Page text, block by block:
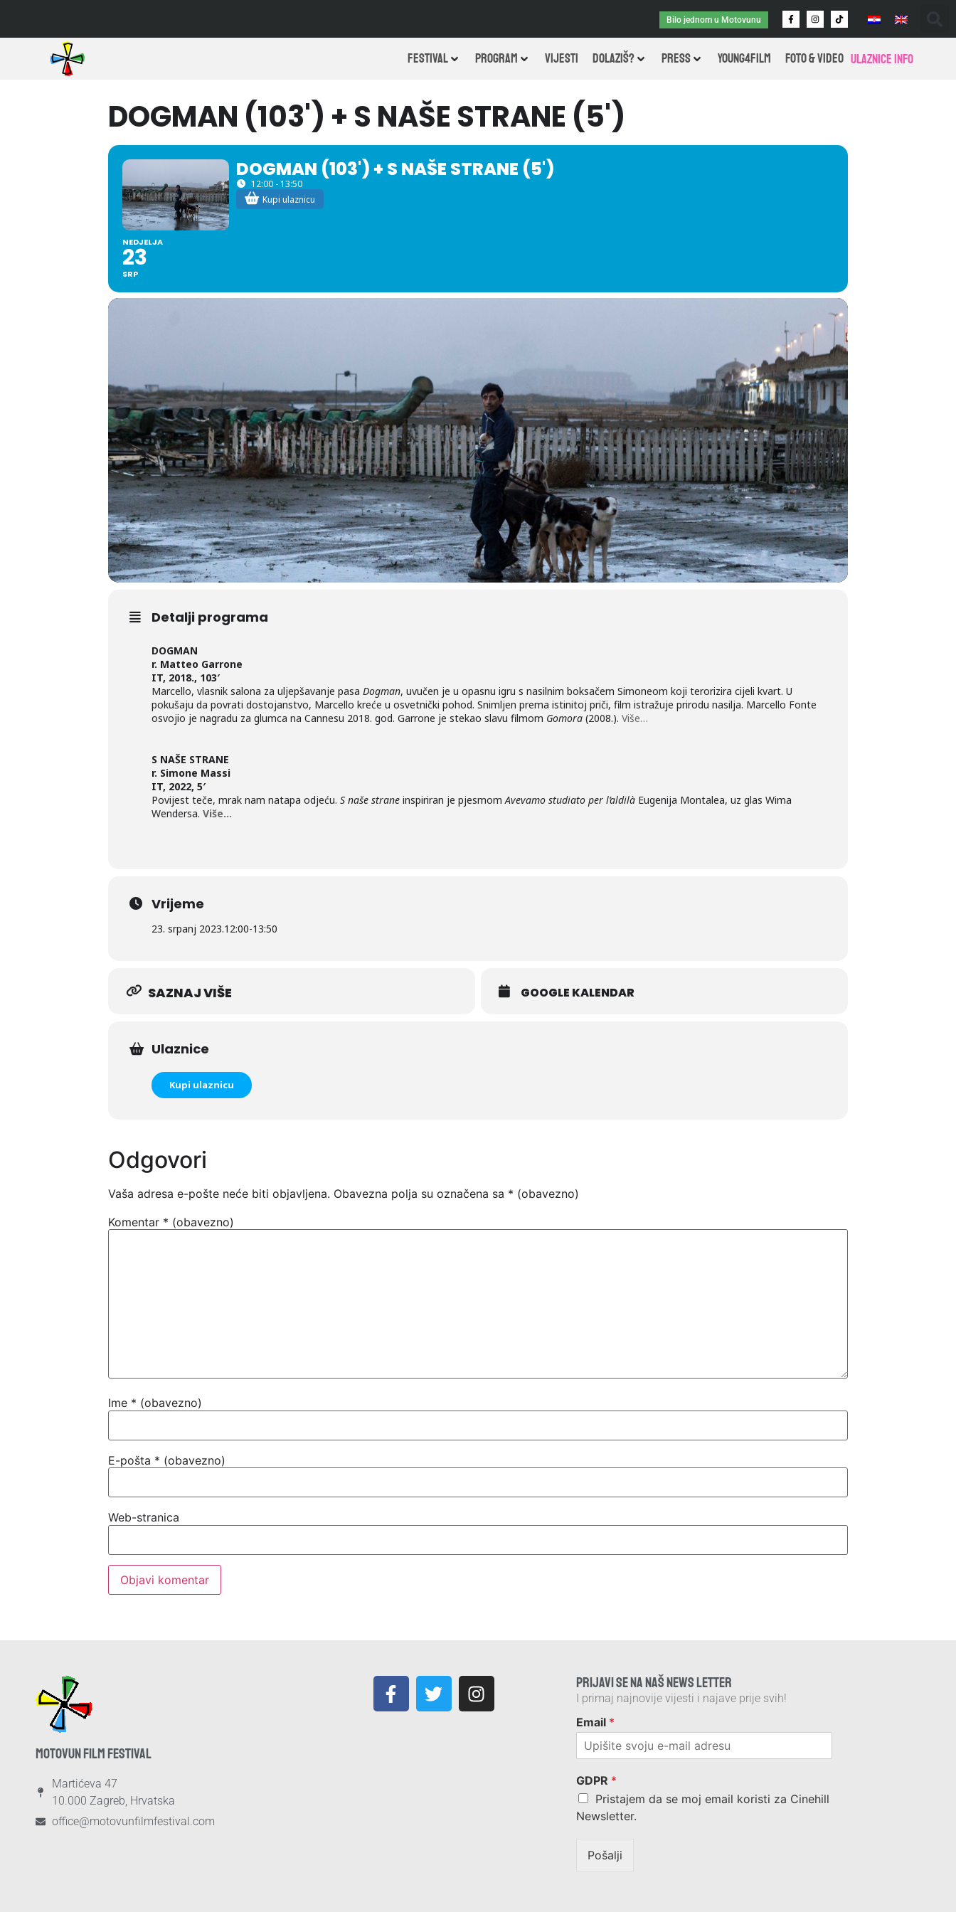
Bilo jednom u Motovunu
FESTIVAL PROGRAM VIJESTI DOLAZIŠ? PRESS Young4Film FOTO & VIDEO Ulaznice info
DOGMAN (103') + S NAŠE STRANE (5')
NEDJELJA
23
SRP
DOGMAN (103') + S NAŠE STRANE (5')
12:00 - 13:50
Kupi ulaznicu
Detalji programa
DOGMAN
r. Matteo Garrone
IT, 2018., 103′
Marcello, vlasnik salona za uljepšavanje pasa Dogman, uvučen je u opasnu igru s nasilnim boksačem Simoneom koji terorizira cijeli kvart. U
pokušaju da povrati dostojanstvo, Marcello kreće u osvetnički pohod. Snimljen prema istinitoj priči, film istražuje prirodu nasilja. Marcello Fonte
osvojio je nagradu za glumca na Cannesu 2018. god. Garrone je stekao slavu filmom Gomora (2008.). Više…
S NAŠE STRANE
r. Simone Massi
IT, 2022, 5′
Povijest teče, mrak nam natapa odjeću. S naše strane inspiriran je pjesmomAvevamo studiato per l’aldilà Eugenija Montalea, uz glas Wima
Wendersa. Više…
Vrijeme
23. srpanj 2023.12:00-13:50
SAZNAJ VIŠE GOOGLE KALENDAR
Ulaznice
Kupi ulaznicu
Odgovori
Vaša adresa e-pošte neće biti objavljena. Obavezna polja su označena sa * (obavezno)
Komentar * (obavezno)
Ime * (obavezno)
E-pošta * (obavezno)
Web-stranica
MOTOVUN FILM FESTIVAL
Martićeva 47
10.000 Zagreb, Hrvatska
office@motovunfilmfestival.com
PRIJAVI SE NA NAŠ NEWS LETTER
I primaj najnovije vijesti i najave prije svih!
Email *
GDPR *
Pristajem da se moj email koristi za Cinehill
Newsletter.
Pošalji